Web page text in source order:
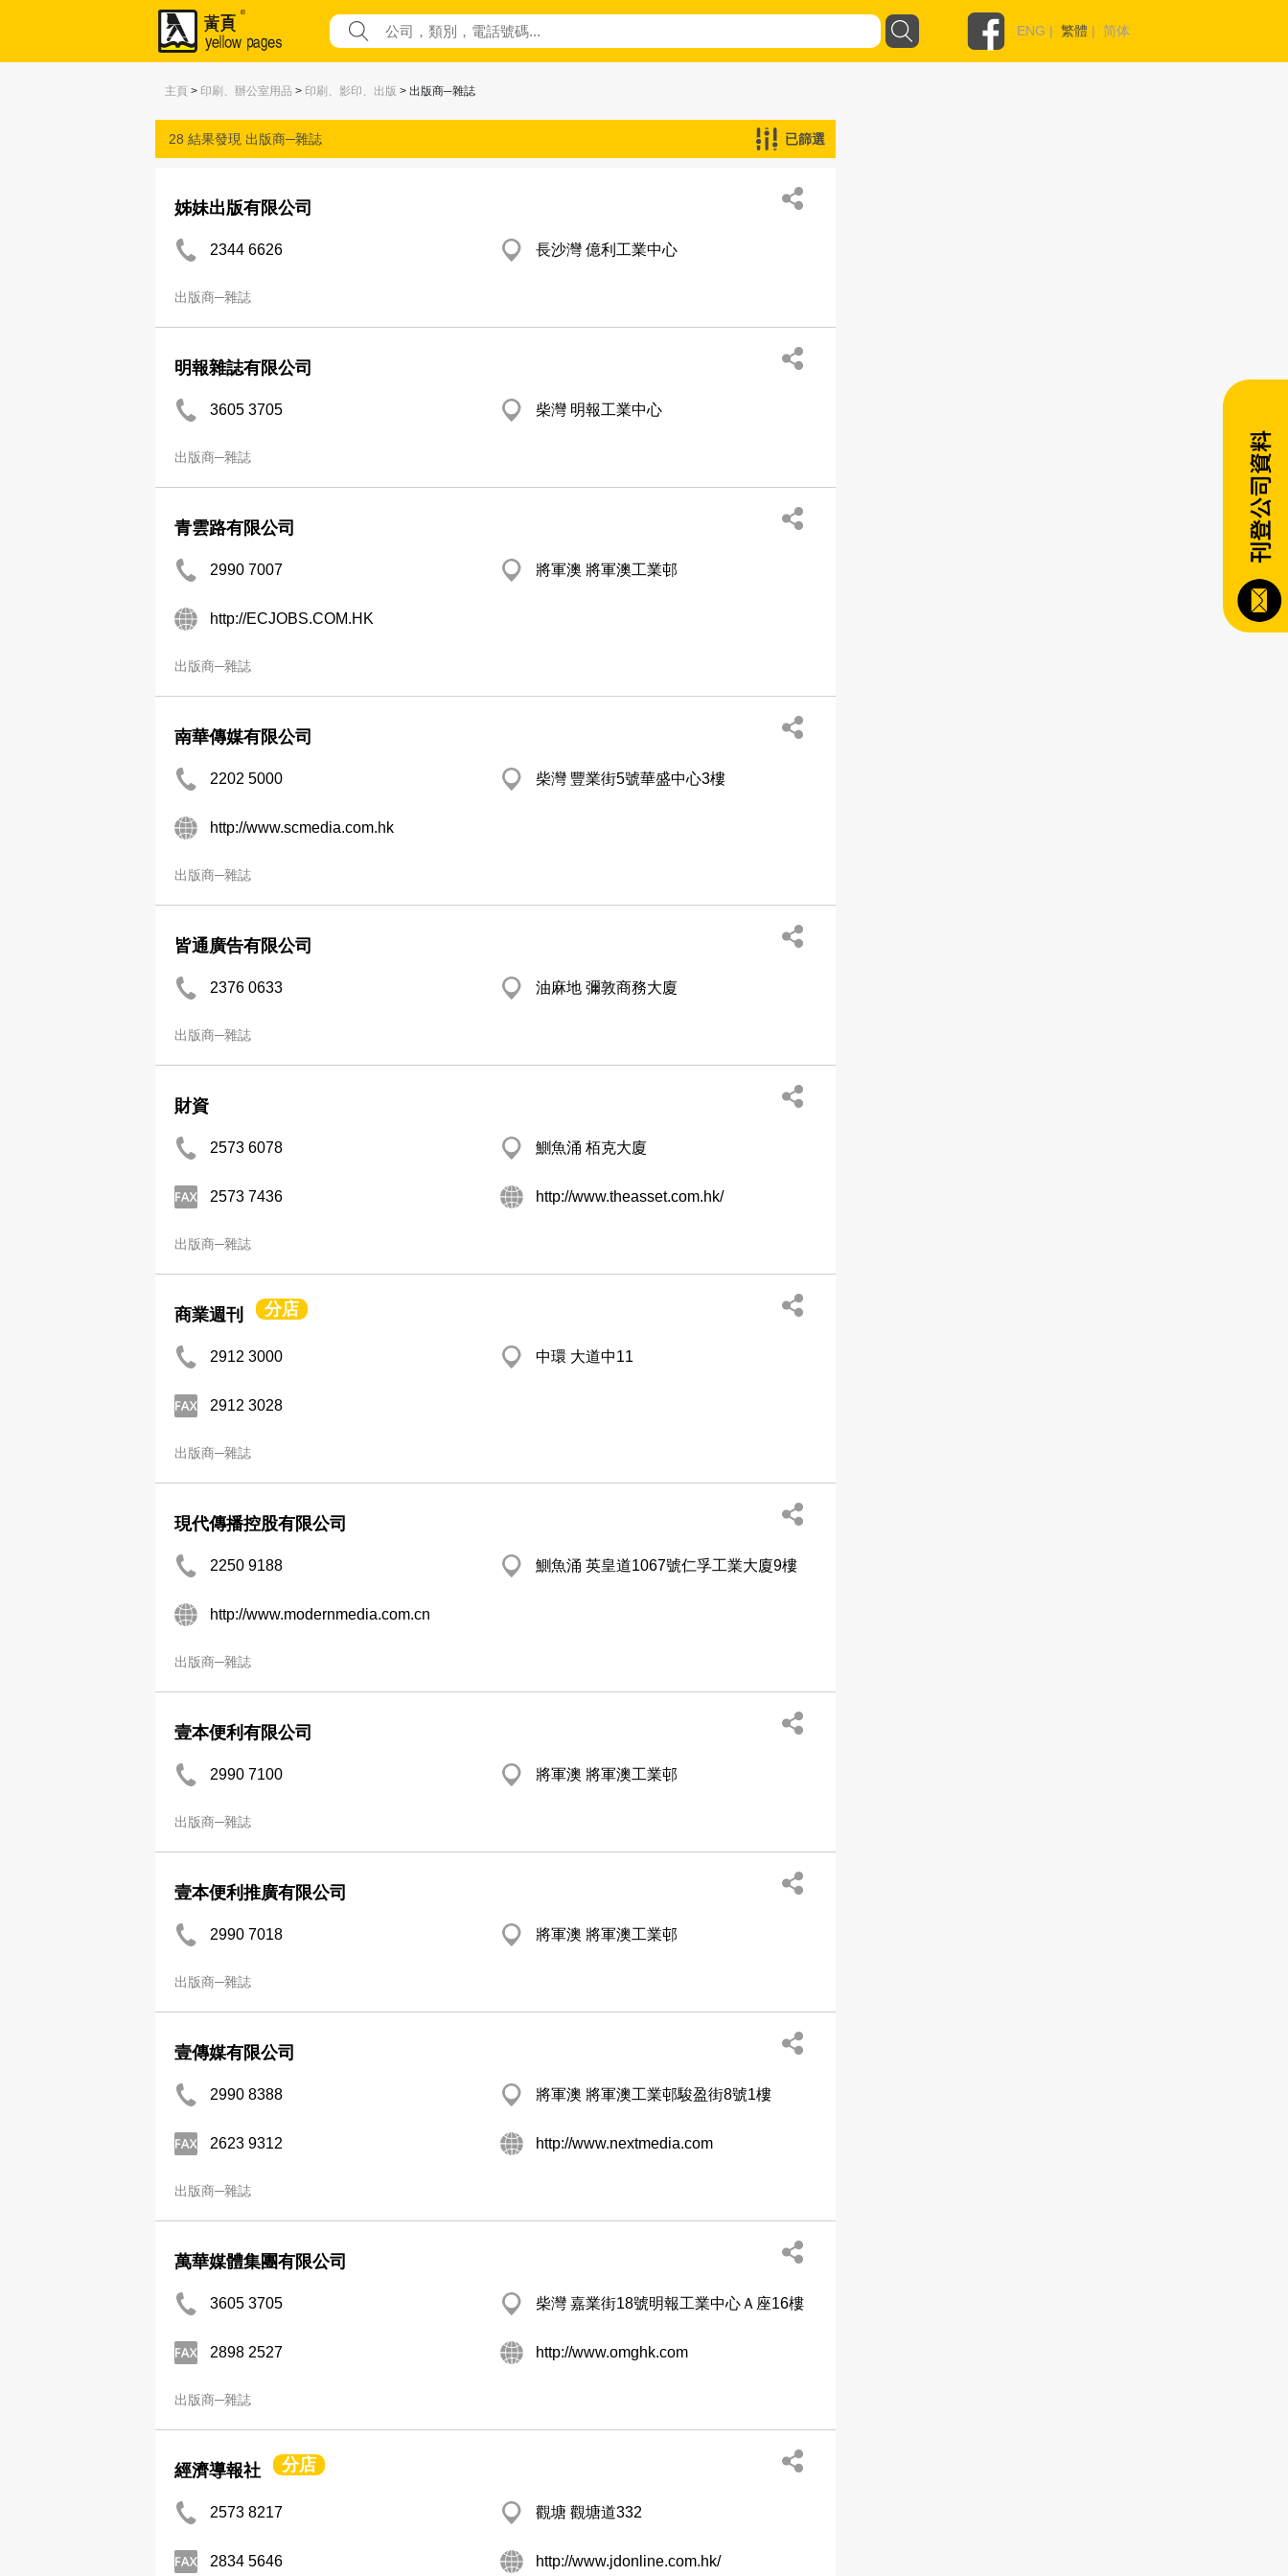
ENG | 繁體 | 简体
主頁 > 印刷、辦公室用品 > 印刷、影印、出版 > 出版商─雜誌
28 結果發現 出版商─雜誌 已篩選
姊妹出版有限公司
2344 6626 長沙灣 億利工業中心
出版商─雜誌
明報雜誌有限公司
3605 3705 柴灣 明報工業中心
出版商─雜誌
青雲路有限公司
2990 7007 將軍澳 將軍澳工業邨
http://ECJOBS.COM.HK
出版商─雜誌
南華傳媒有限公司
2202 5000 柴灣 豐業街5號華盛中心3樓
http://www.scmedia.com.hk
出版商─雜誌
皆通廣告有限公司
2376 0633 油麻地 彌敦商務大廈
出版商─雜誌
財資
2573 6078 鰂魚涌 栢克大廈
2573 7436 http://www.theasset.com.hk/
出版商─雜誌
商業週刊 分店
2912 3000 中環 大道中11
2912 3028
出版商─雜誌
現代傳播控股有限公司
2250 9188 鰂魚涌 英皇道1067號仁孚工業大廈9樓
http://www.modernmedia.com.cn
出版商─雜誌
壹本便利有限公司
2990 7100 將軍澳 將軍澳工業邨
出版商─雜誌
壹本便利推廣有限公司
2990 7018 將軍澳 將軍澳工業邨
出版商─雜誌
壹傳媒有限公司
2990 8388 將軍澳 將軍澳工業邨駿盈街8號1樓
2623 9312 http://www.nextmedia.com
出版商─雜誌
萬華媒體集團有限公司
3605 3705 柴灣 嘉業街18號明報工業中心Ａ座16樓
2898 2527 http://www.omghk.com
出版商─雜誌
經濟導報社 分店
2573 8217 觀塘 觀塘道332
2834 5646 http://www.jdonline.com.hk/